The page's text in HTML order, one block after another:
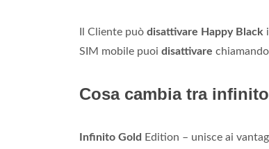
Il Cliente può disattivare Happy Black
SIM mobile puoi disattivare
Cosa cambia tra
Infinito Gold Edition – unisce ai